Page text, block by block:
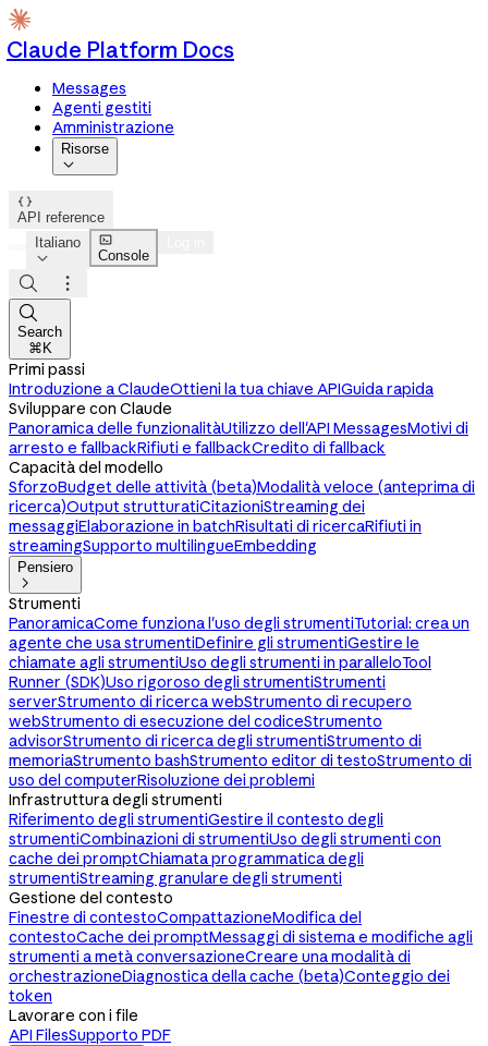
Claude Platform Docs
Messages
Agenti gestiti
Amministrazione
Risorse


API reference
Italiano


Console



Search
⌘K
Primi passi
Introduzione a ClaudeOttieni la tua chiave APIGuida rapida
Sviluppare con Claude
Panoramica delle funzionalitàUtilizzo dell'API MessagesMotivi di
arresto e fallbackRifiuti e fallbackCredito di fallback
Capacità del modello
SforzoBudget delle attività (beta)Modalità veloce (anteprima di
ricerca)Output strutturatiCitazioniStreaming dei
messaggiElaborazione in batchRisultati di ricercaRifiuti in
streamingSupporto multilingueEmbedding
Pensiero

Strumenti
PanoramicaCome funziona l'uso degli strumentiTutorial: crea un
agente che usa strumentiDefinire gli strumentiGestire le
chiamate agli strumentiUso degli strumenti in paralleloTool
Runner (SDK)Uso rigoroso degli strumentiStrumenti
serverStrumento di ricerca webStrumento di recupero
webStrumento di esecuzione del codiceStrumento
advisorStrumento di ricerca degli strumentiStrumento di
memoriaStrumento bashStrumento editor di testoStrumento di
uso del computerRisoluzione dei problemi
Infrastruttura degli strumenti
Riferimento degli strumentiGestire il contesto degli
strumentiCombinazioni di strumentiUso degli strumenti con
cache dei promptChiamata programmatica degli
strumentiStreaming granulare degli strumenti
Gestione del contesto
Finestre di contestoCompattazioneModifica del
contestoCache dei promptMessaggi di sistema e modifiche agli
strumenti a metà conversazioneCreare una modalità di
orchestrazioneDiagnostica della cache (beta)Conteggio dei
token
Lavorare con i file
API FilesSupporto PDF